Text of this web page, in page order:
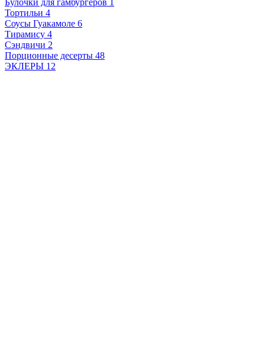
Булочки для гамбургеров
Тортильи 4
Соусы Гуакамоле 6
Тирамису 4
Сэндвичи 2
Порционные десерты 48
ЭКЛЕРЫ 12